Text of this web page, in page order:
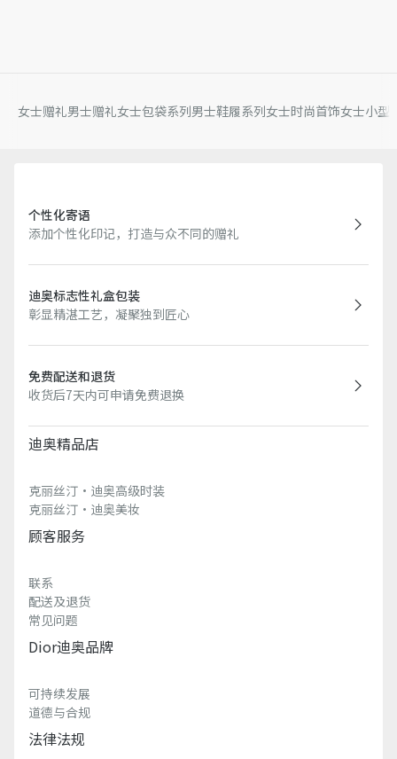
女士赠礼男士赠礼女士包袋系列男士鞋履系列女士时尚首饰女士小型
个性化寄语
添加个性化印记，打造与众不同的赠礼
迪奥标志性礼盒包装
彰显精湛工艺，凝聚独到匠心
免费配送和退货
收货后7天内可申请免费退换
迪奥精品店
克丽丝汀·迪奥高级时装
克丽丝汀·迪奥美妆
顾客服务
联系
配送及退货
常见问题
Dior迪奥品牌
可持续发展
道德与合规
法律法规